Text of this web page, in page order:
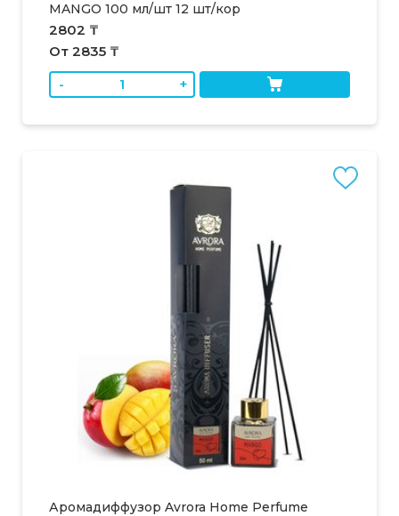
MANGO 100 мл/шт 12 шт/кор
2802 ₸
От 2835 ₸
-
+
Аромадиффузор Avrora Home Perfume